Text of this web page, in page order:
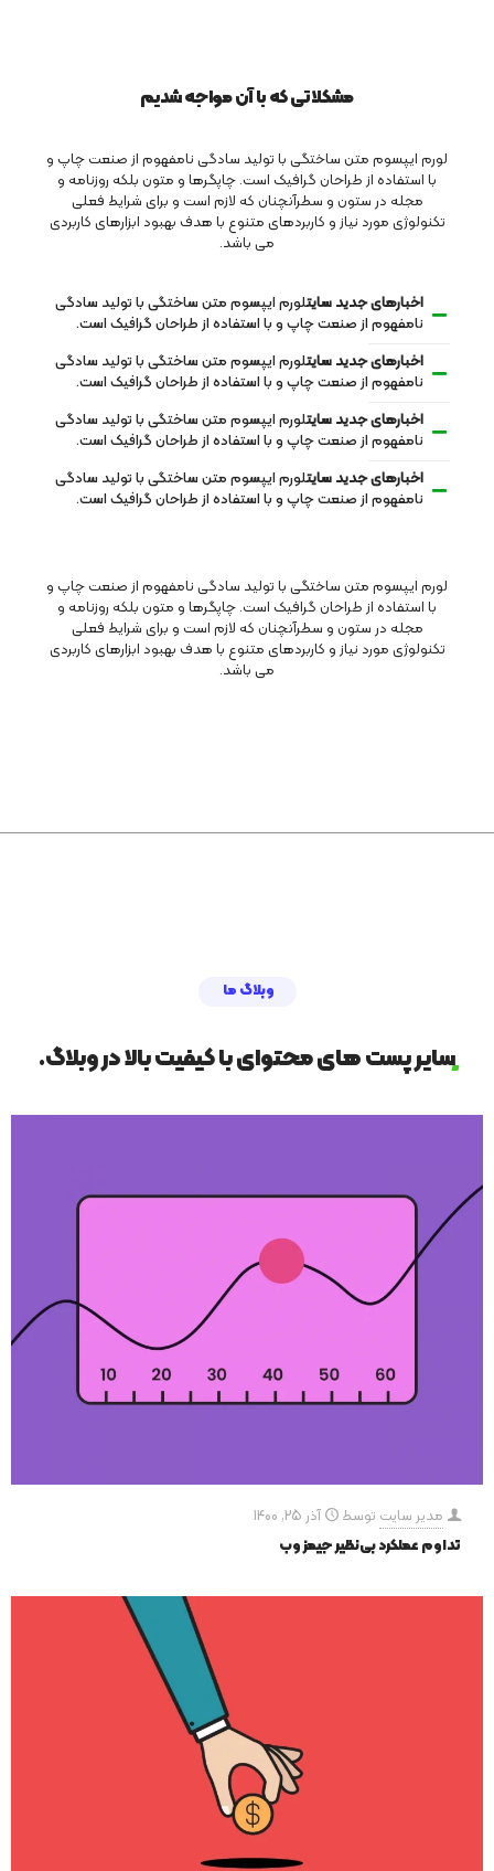
مشکلاتی که با آن مواجه شدیم
لورم ایپسوم متن ساختگی با تولید سادگی نامفهوم از صنعت چاپ و
با استفاده از طراحان گرافیک است. چاپگرها و متون بلکه روزنامه و
مجله در ستون و سطرآنچنان که لازم است و برای شرایط فعلی
تکنولوژی مورد نیاز و کاربردهای متنوع با هدف بهبود ابزارهای کاربردی
می باشد.
اخبارهای جدید سایتلورم ایپسوم متن ساختگی با تولید سادگی
نامفهوم از صنعت چاپ و با استفاده از طراحان گرافیک است.
اخبارهای جدید سایتلورم ایپسوم متن ساختگی با تولید سادگی
نامفهوم از صنعت چاپ و با استفاده از طراحان گرافیک است.
اخبارهای جدید سایتلورم ایپسوم متن ساختگی با تولید سادگی
نامفهوم از صنعت چاپ و با استفاده از طراحان گرافیک است.
اخبارهای جدید سایتلورم ایپسوم متن ساختگی با تولید سادگی
نامفهوم از صنعت چاپ و با استفاده از طراحان گرافیک است.
لورم ایپسوم متن ساختگی با تولید سادگی نامفهوم از صنعت چاپ و
با استفاده از طراحان گرافیک است. چاپگرها و متون بلکه روزنامه و
مجله در ستون و سطرآنچنان که لازم است و برای شرایط فعلی
تکنولوژی مورد نیاز و کاربردهای متنوع با هدف بهبود ابزارهای کاربردی
می باشد.
وبلاگ ما
سایر پست های محتوای با کیفیت بالا در وبلاگ.
مدیر سایت توسط
آذر 25, 1400
تداوم عملکرد بی‌نظیر جیمز وب